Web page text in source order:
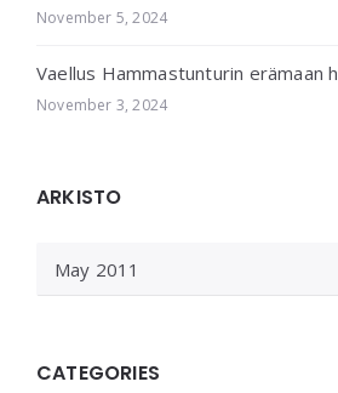
November 5, 2024
Vaellus Hammastunturin erämaan
November 3, 2024
ARKISTO
CATEGORIES